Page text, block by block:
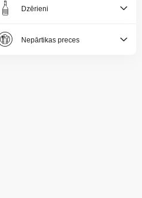
Dzērieni
Nepārtikas preces